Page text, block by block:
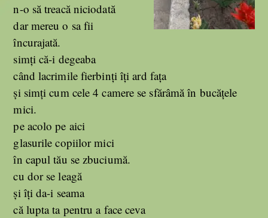
n-o să treacă niciodată
dar mereu o sa fii
încurajată.
simți că-i degeaba
când lacrimile fierbinți îți ard fața
și simți cum cele 4 camere se sfărâmă în bucățele
mici.
pe acolo pe aici
glasurile copiilor mici
în capul tău se zbuciumă.
cu dor se leagă
și îți da-i seama
că lupta ta pentru a face ceva